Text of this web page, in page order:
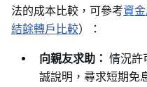
法的成本比較，可參考資
結餘轉戶比較）：
向親友求助： 情況許
誠說明，尋求短期免